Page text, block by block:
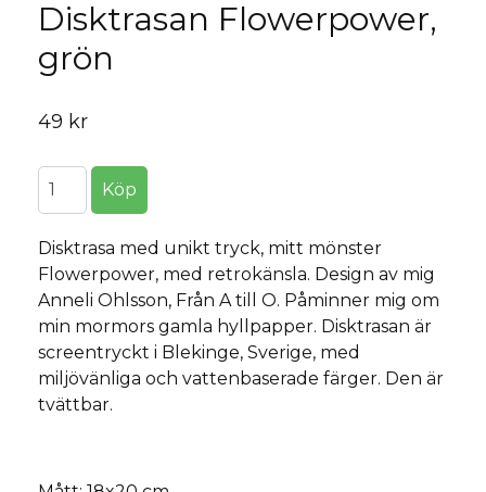
Disktrasan Flowerpower,
grön
49 kr
Disktrasa med unikt tryck, mitt mönster
Flowerpower, med retrokänsla. Design av mig
Anneli Ohlsson, Från A till O. Påminner mig om
min mormors gamla hyllpapper. Disktrasan är
screentryckt i Blekinge, Sverige, med
miljövänliga och vattenbaserade färger. Den är
tvättbar.